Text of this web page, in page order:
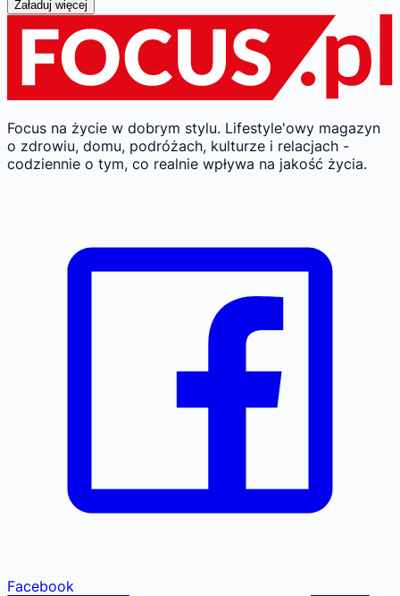
Załaduj więcej
Focus na życie w dobrym stylu. Lifestyle'owy magazyn
o zdrowiu, domu, podróżach, kulturze i relacjach -
codziennie o tym, co realnie wpływa na jakość życia.
Facebook